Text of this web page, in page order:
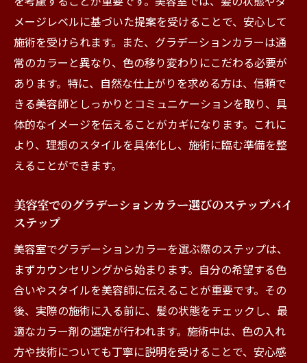
メージレベルに基づいた提案を受けることで、安心して
施術を受けられます。また、グラデーションカラーは通
常のカラーと異なり、色の移り変わりにこだわる必要が
あります。特に、自然な仕上がりを求める方は、信頼で
きる美容師としっかりとコミュニケーションを取り、具
体的なイメージを伝えることがカギになります。これに
より、理想のスタイルを具体化し、施術に臨む準備を整
えることができます。
美容室でのグラデーションカラー選びのステップバイ
ステップ
美容室でグラデーションカラーを選ぶ際のステップは、
まずカウンセリングから始まります。自分の希望する色
合いやスタイルを美容師に伝えることが重要です。その
後、実際の施術に入る前に、髪の状態をチェックし、最
適なカラー剤の選定が行われます。施術中は、色の入れ
方や技術についても丁寧に説明を受けることで、安心感